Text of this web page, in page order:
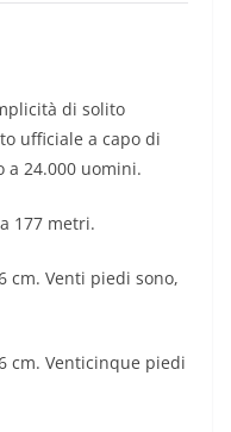
di solito
ufficiale a capo di
a 24.000 uomini.
177 metri.
cm. Venti piedi sono,
cm. Venticinque piedi